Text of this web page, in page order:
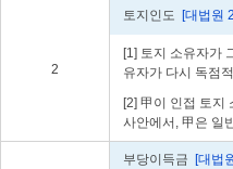
2
토지인도 [대법원
[1] 토지 소유자가
유자가 다시 독점
[2] 甲이 인접 토지
사안에서, 甲은 일
부당이득금 [대법